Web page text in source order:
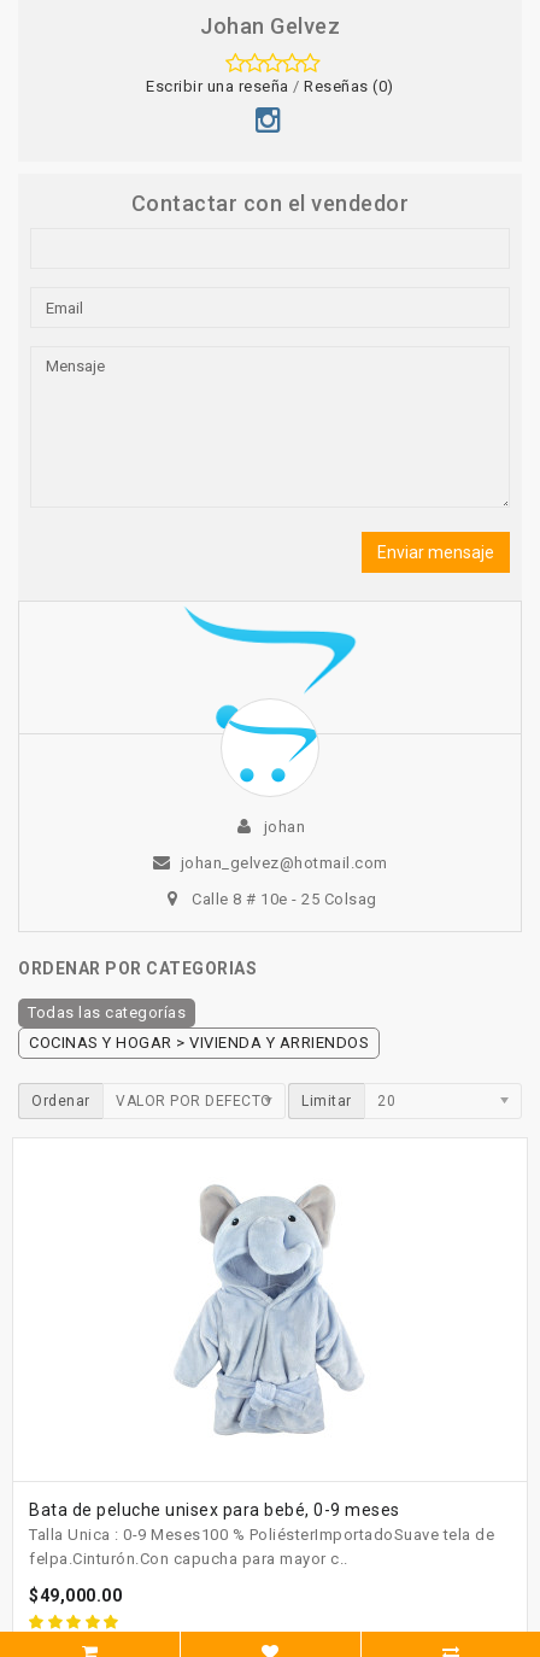
Johan Gelvez
Escribir una reseña /Reseñas (0)
Contactar con el vendedor
Enviar mensaje
johan
johan_gelvez@hotmail.com
Calle 8 # 10e - 25 Colsag
ORDENAR POR CATEGORIAS
Todas las categorías
COCINAS Y HOGAR > VIVIENDA Y ARRIENDOS
Ordenar VALOR POR DEFECTO Limitar 20
Bata de peluche unisex para bebé, 0-9 meses
Talla Unica : 0-9 Meses100 % PoliésterImportadoSuave tela de
felpa.Cinturón.Con capucha para mayor c..
$49,000.00